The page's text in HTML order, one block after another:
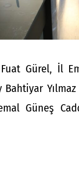
Gürel, İl
Bahtiyar
Güneş